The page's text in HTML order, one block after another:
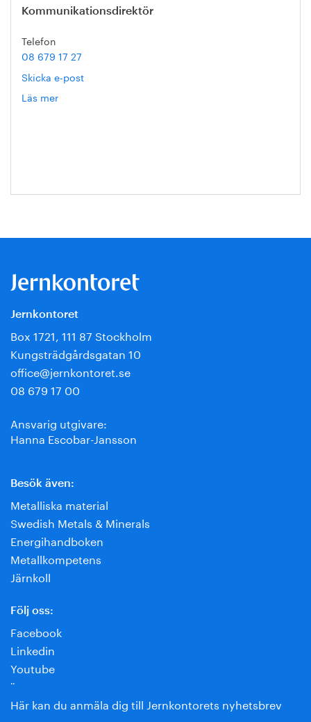
Kommunikationsdirektör
Telefon
08 679 17 27
Skicka e-post
Läs mer
Jernkontoret
Box 1721, 111 87 Stockholm
Kungsträdgårdsgatan 10
office@jernkontoret.se
08 679 17 00
Ansvarig utgivare:
Hanna Escobar-Jansson
Besök även:
Metalliska material
Swedish Metals & Minerals
Energihandboken
Metallkompetens
Järnkoll
Följ oss:
Facebook
Linkedin
Youtube
¨
Här kan du anmäla dig till Jernkontorets nyhetsbrev